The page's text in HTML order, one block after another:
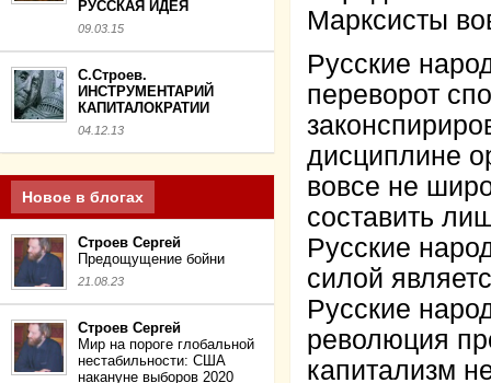
РУССКАЯ ИДЕЯ
09.03.15
С.Строев.
ИНСТРУМЕНТАРИЙ
КАПИТАЛОКРАТИИ
04.12.13
Новое в блогах
Строев Сергей
Предощущение бойни
21.08.23
Строев Сергей
Мир на пороге глобальной
нестабильности: США
накануне выборов 2020
Марксисты
Русские
переворот
дисциплине
вовсе не
составить
Русские
силой
Русские
революция
капитализм